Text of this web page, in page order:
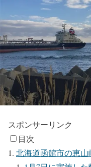
スポンサーリンク